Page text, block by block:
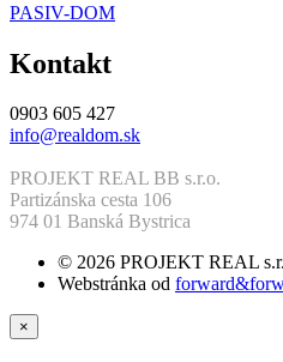
PASIV-DOM
Kontakt
0903 605 427
info@realdom.sk
PROJEKT REAL BB s.r.o.
Partizánska cesta 106
974 01 Banská Bystrica
© 2026 PROJEKT REAL
Webstránka od
×